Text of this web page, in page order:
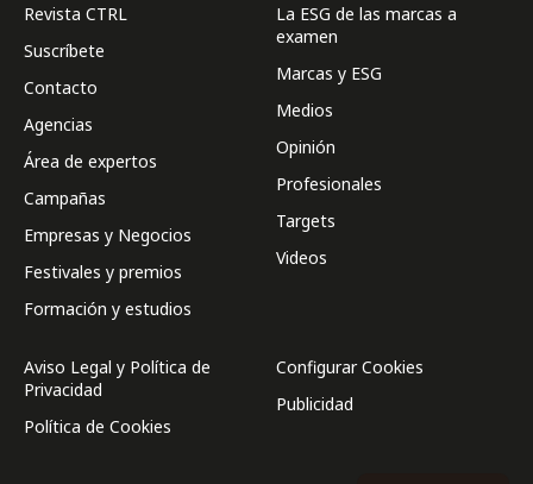
Revista CTRL
Suscríbete
Contacto
Agencias
Área de expertos
Campañas
Empresas y Negocios
Festivales y premios
Formación y estudios
La ESG de las marcas a
examen
Marcas y ESG
Medios
Opinión
Profesionales
Targets
Videos
Aviso Legal y Política de
Privacidad
Política de Cookies
Configurar Cookies
Publicidad